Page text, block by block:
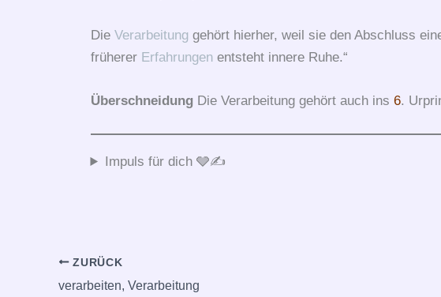
Die Verarbeitunggehört hierher, weil sie den Abschluss
früherer Erfahrungenentsteht innere Ruhe.“
ÜberschneidungDie Verarbeitung gehört auch ins 6.
Impuls für dich 🩶✍️
ZURÜCK
verarbeiten, Verarbeitung